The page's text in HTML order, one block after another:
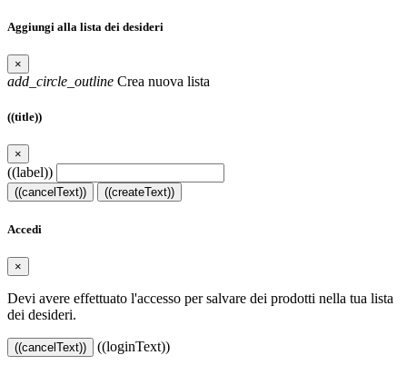
Aggiungi alla lista dei desideri
×
add_circle_outline Crea nuova lista
((title))
×
((label))
((cancelText)) ((createText))
Accedi
×
Devi avere effettuato l'accesso per salvare dei prodotti nella tua lista
dei desideri.
((cancelText)) ((loginText))